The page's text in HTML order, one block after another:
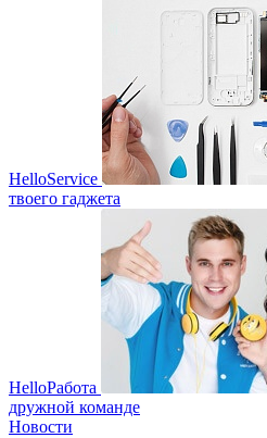
HelloService
твоего гаджета
HelloРабота
дружной команде
Новости